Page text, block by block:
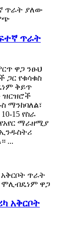
ጥራት
ዋጋ ንፁህ
ጋር የቁሳቁስ
ቅይጥ
ዝርዝሮች
ማንከባለል፣
15 የስራ
ማራዘሚያ
...
አቅርቦት